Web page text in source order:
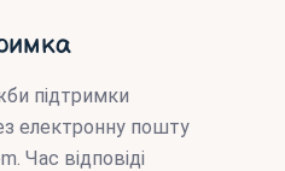
підтримки
електронну пошту
. Час відповіді